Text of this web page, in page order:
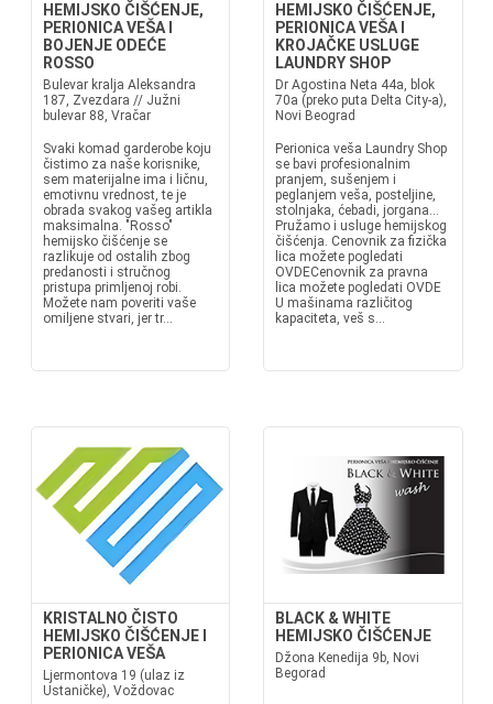
HEMIJSKO ČIŠĆENJE,
PERIONICA VEŠA I
BOJENJE ODEĆE
ROSSO
Bulevar kralja Aleksandra
187, Zvezdara // Južni
bulevar 88, Vračar
Svaki komad garderobe koju
čistimo za naše korisnike,
sem materijalne ima i ličnu,
emotivnu vrednost, te je
obrada svakog vašeg artikla
maksimalna. "Rosso"
hemijsko čišćenje se
razlikuje od ostalih zbog
predanosti i stručnog
pristupa primljenoj robi.
Možete nam poveriti vaše
omiljene stvari, jer tr...
HEMIJSKO ČIŠĆENJE,
PERIONICA VEŠA I
KROJAČKE USLUGE
LAUNDRY SHOP
Dr Agostina Neta 44a, blok
70a (preko puta Delta City-a),
Novi Beograd
Perionica veša Laundry Shop
se bavi profesionalnim
pranjem, sušenjem i
peglanjem veša, posteljine,
stolnjaka, ćebadi, jorgana...
Pružamo i usluge hemijskog
čišćenja. Cenovnik za fizička
lica možete pogledati
OVDECenovnik za pravna
lica možete pogledati OVDE
U mašinama različitog
kapaciteta, veš s...
KRISTALNO ČISTO
HEMIJSKO ČIŠĆENJE I
PERIONICA VEŠA
Ljermontova 19 (ulaz iz
Ustaničke), Voždovac
BLACK & WHITE
HEMIJSKO ČIŠĆENJE
Džona Kenedija 9b, Novi
Begorad